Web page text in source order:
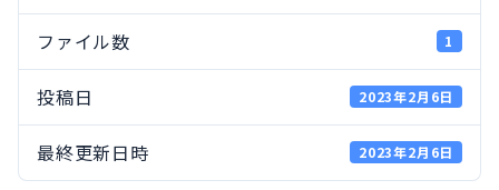
ファイル数 1
投稿日 2023年2月6日
最終更新日時 2023年2月6日